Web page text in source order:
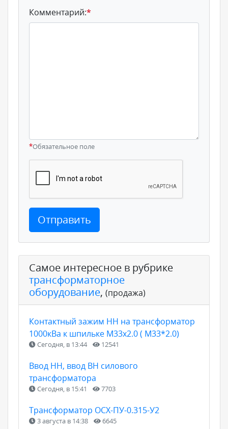
Комментарий:*
*Обязательное поле
Отправить
Самое интересное в рубрике
трансформаторное
оборудование, (продажа)
Контактный зажим НН на трансформатор
1000кВа к шпильке М33х2.0 ( М33*2.0)
Сегодня, в 13:44 12541
Ввод НН, ввод ВН силового
трансформатора
Сегодня, в 15:41 7703
Трансформатор ОСХ-ПУ-0.315-У2
3 августа в 14:38 6645